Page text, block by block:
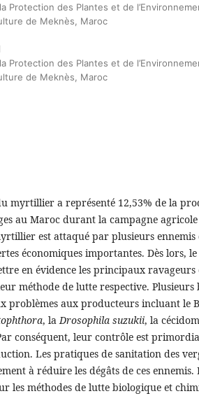
Protection des Plantes et de
de Meknès, Maroc
Protection des Plantes et de
de Meknès, Maroc
myrtillier a représenté 12,53% de la
au Maroc durant la campagne agricole
est attaqué par plusieurs
économiques importantes. Dès lors,
en évidence les principaux
méthode de lutte respective. Plusieurs
problèmes aux producteurs incluant le
, laDrosophila suzukii, la
conséquent, leur contrôle est
Les pratiques de sanitation des
à réduire les dégâts de ces ennemis.
les méthodes de lutte biologique et